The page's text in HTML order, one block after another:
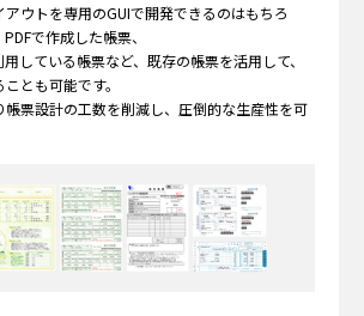
ウトを専用のGUIで開発できるのはもちろ
で作成した帳票、
している帳票など、 既存の帳票を活用して、
とも可能です。
帳票設計の工数を削減し、圧倒的な生産性を可